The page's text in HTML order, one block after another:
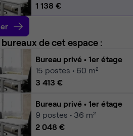
1 138 €
de cet espace :
Bureau privé • 1er étage
15 postes • 60 m²
3 413 €
Bureau privé • 1er étage
9 postes • 36 m²
2 048 €